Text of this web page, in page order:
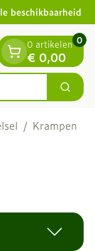
beschikbaarheid
Zoek
0 artikelen
€ 0,00
0
/ Krampen